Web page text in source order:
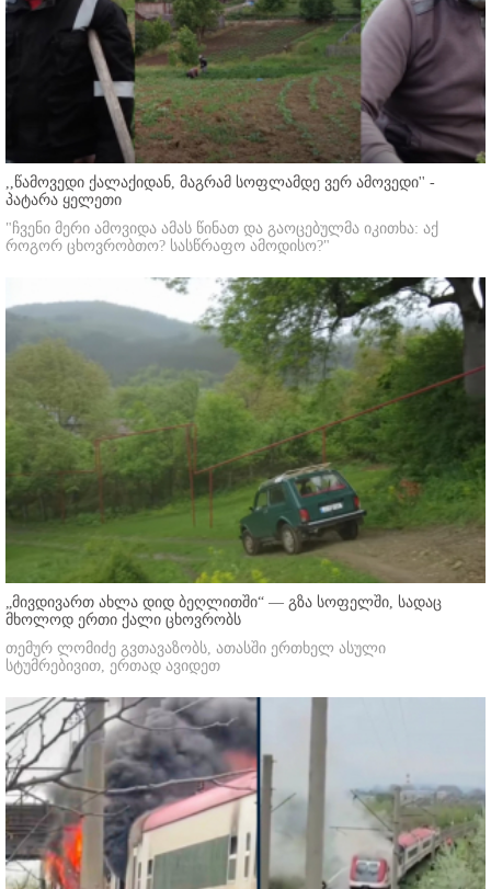
,,წამოვედი ქალაქიდან, მაგრამ სოფლამდე ვერ ამოვედი'' -
პატარა ყელეთი
"ჩვენი მერი ამოვიდა ამას წინათ და გაოცებულმა იკითხა: აქ
როგორ ცხოვრობთო? სასწრაფო ამოდისო?"
„მივდივართ ახლა დიდ ბეღლითში“ — გზა სოფელში, სადაც
მხოლოდ ერთი ქალი ცხოვრობს
თემურ ლომიძე გვთავაზობს, ათასში ერთხელ ასული
სტუმრებივით, ერთად ავიდეთ